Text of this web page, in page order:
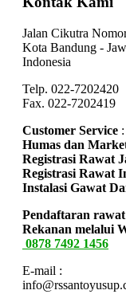
Jalan Cikutra
Kota Bandung -
Indonesia
Telp. 022-7202420
Fax. 022-7202419
Customer Service
Humas dan
Registrasi Rawat
Registrasi Rawat
Instalasi Gawat
Pendaftaran
Rekanan melalui
0878 7492 1456
E-mail :